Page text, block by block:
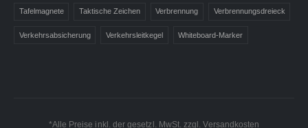
Tafelmagnete Taktische Zeichen Verbrennung Verbrennungsdreieck
Verkehrsabsicherung Verkehrsleitkegel Whiteboard-Marker
*Alle Preise inkl. der gesetzl. MwSt. zzgl. Versandkosten